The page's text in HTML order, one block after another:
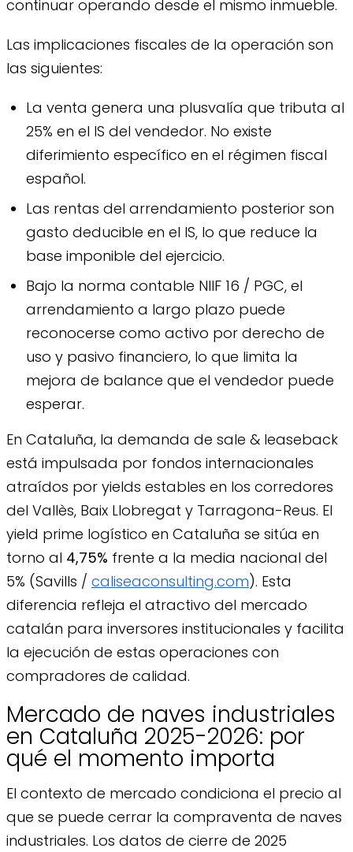
continuar operando desde el mismo inmueble.
Las implicaciones fiscales de la operación son
las siguientes:
La venta genera una plusvalía que tributa al
25% en el IS del vendedor. No existe
diferimiento específico en el régimen fiscal
español.
Las rentas del arrendamiento posterior son
gasto deducible en el IS, lo que reduce la
base imponible del ejercicio.
Bajo la norma contable NIIF 16 / PGC, el
arrendamiento a largo plazo puede
reconocerse como activo por derecho de
uso y pasivo financiero, lo que limita la
mejora de balance que el vendedor puede
esperar.
En Cataluña, la demanda de sale & leaseback
está impulsada por fondos internacionales
atraídos por yields estables en los corredores
del Vallès, Baix Llobregat y Tarragona-Reus. El
yield prime logístico en Cataluña se sitúa en
torno al 4,75% frente a la media nacional del
5% (Savills / caliseaconsulting.com). Esta
diferencia refleja el atractivo del mercado
catalán para inversores institucionales y facilita
la ejecución de estas operaciones con
compradores de calidad.
Mercado de naves industriales
en Cataluña 2025-2026: por
qué el momento importa
El contexto de mercado condiciona el precio al
que se puede cerrar la compraventa de naves
industriales. Los datos de cierre de 2025